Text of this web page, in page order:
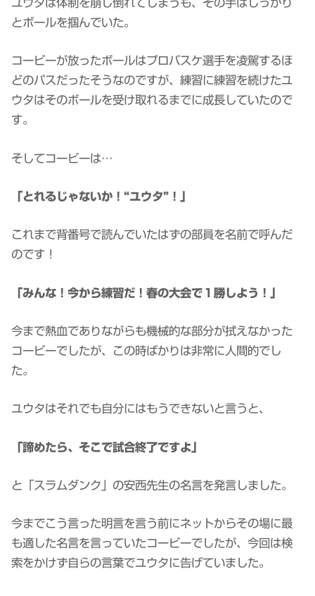
とボールを掴んでいた。
コービーが放ったボールはプロバスケ選手を凌駕するほ
どのパスだったそうなのですが、練習に練習を続けたユ
ウタはそのボールを受け取れるまでに成長していたので
す。
そしてコービーは…
「とれるじゃないか！“ユウタ”！」
これまで背番号で読んでいたはずの部員を名前で呼んだ
のです！
「みんな！今から練習だ！春の大会で１勝しよう！」
今まで熱血でありながらも機械的な部分が拭えなかった
コービーでしたが、この時ばかりは非常に人間的でし
た。
ユウタはそれでも自分にはもうできないと言うと、
「諦めたら、そこで試合終了ですよ」
と「スラムダンク」の安西先生の名言を発言しました。
今までこう言った明言を言う前にネットからその場に最
も適した名言を言っていたコービーでしたが、今回は検
索をかけず自らの言葉でユウタに告げていました。